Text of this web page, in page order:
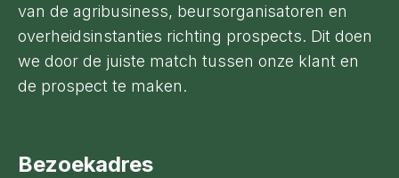
van de agribusiness, beursorganisatoren en
overheidsinstanties richting prospects. Dit doen
we door de juiste match tussen onze klant en
de prospect te maken.
Bezoekadres